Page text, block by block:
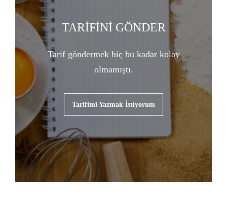
TARİFİNİ GÖNDER
Tarif göndermek hiç bu kadar kolay
olmamıştı.
Tarifimi Yazmak İstiyorum